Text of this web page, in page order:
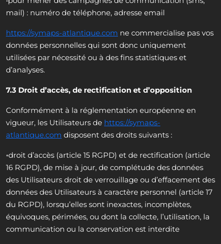
mail) : numéro de téléphone, adresse email
https://symaps-atlantique.com ne commercialise pas vos
données personnelles qui sont donc uniquement
utilisées par nécessité ou à des fins statistiques et
d’analyses.
7.3 Droit d’accès, de rectification et d’opposition
Conformément à la réglementation européenne en
vigueur, les Utilisateurs de https://symaps-
atlantique.com disposent des droits suivants :
◦droit d’accès (article 15 RGPD) et de rectification (article
16 RGPD), de mise à jour, de complétude des données
des Utilisateurs droit de verrouillage ou d’effacement des
données des Utilisateurs à caractère personnel (article 17
du RGPD), lorsqu’elles sont inexactes, incomplètes,
équivoques, périmées, ou dont la collecte, l’utilisation, la
communication ou la conservation est interdite